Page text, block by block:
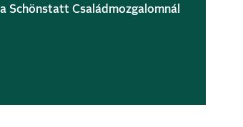
Schönstatt Családmozgalomnál